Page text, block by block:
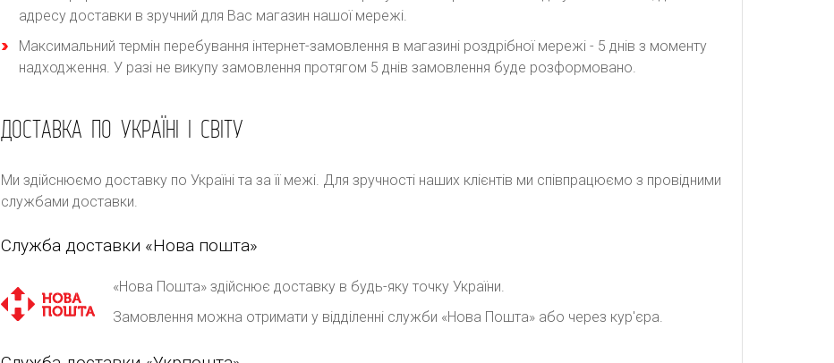
адресу доставки в зручний для Вас магазин нашої мережі.
Максимальний термін перебування інтернет-замовлення в магазині роздрібної мережі - 5 днів з моменту
надходження. У разі не викупу замовлення протягом 5 днів замовлення буде розформовано.
ДОСТАВКА ПО УКРАЇНІ І СВІТУ
Ми здійснюємо доставку по Україні та за її межі. Для зручності наших клієнтів ми співпрацюємо з провідними
службами доставки.
Служба доставки «Нова пошта»
«Нова Пошта» здійснює доставку в будь-яку точку України.
Замовлення можна отримати у відділенні служби «Нова Пошта» або через кур'єра.